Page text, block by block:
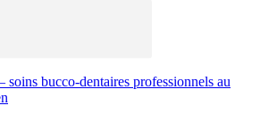
soins bucco-dentaires professionnels au